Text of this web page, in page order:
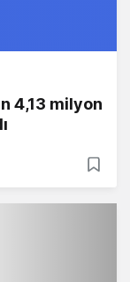
4,13 milyon